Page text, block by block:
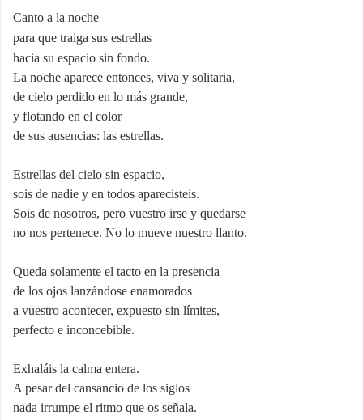
Canto a la noche
para que traiga sus estrellas
hacia su espacio sin fondo.
La noche aparece entonces, viva y solitaria,
de cielo perdido en lo más grande,
y flotando en el color
de sus ausencias: las estrellas.
Estrellas del cielo sin espacio,
sois de nadie y en todos aparecisteis.
Sois de nosotros, pero vuestro irse y quedarse
no nos pertenece. No lo mueve nuestro llanto.
Queda solamente el tacto en la presencia
de los ojos lanzándose enamorados
a vuestro acontecer, expuesto sin límites,
perfecto e inconcebible.
Exhaláis la calma entera.
A pesar del cansancio de los siglos
nada irrumpe el ritmo que os señala.